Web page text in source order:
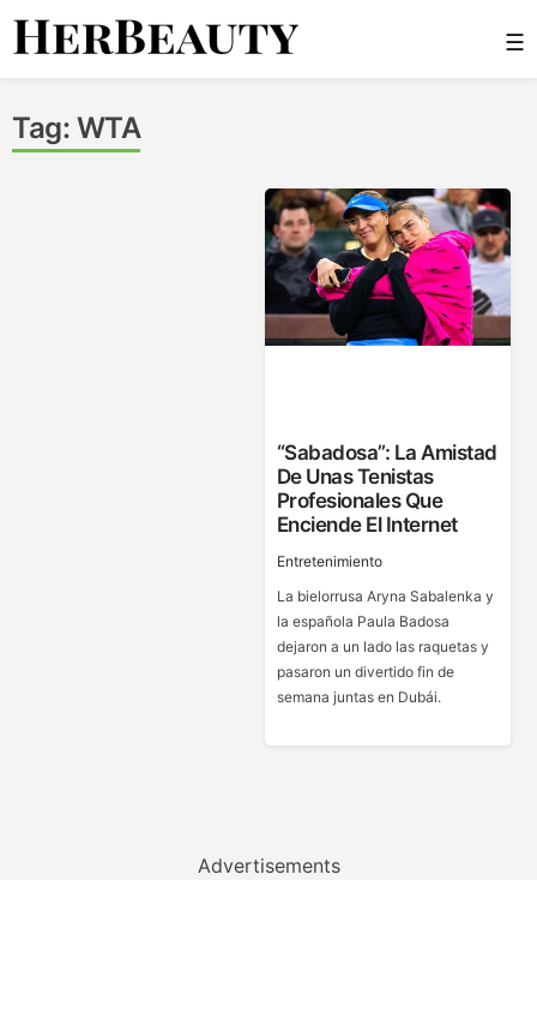
Skip
☰
Tag: WTA
“Sabadosa”: La Amistad
De Unas Tenistas
Profesionales Que
Enciende El Internet
Entretenimiento
La bielorrusa Aryna Sabalenka y
la española Paula Badosa
dejaron a un lado las raquetas y
pasaron un divertido fin de
semana juntas en Dubái.
Advertisements